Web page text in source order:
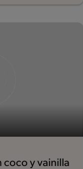
coco y vainilla